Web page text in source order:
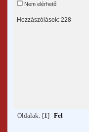
Nem elérhető
Hozzászólások: 228
Oldalak: [1] Fel